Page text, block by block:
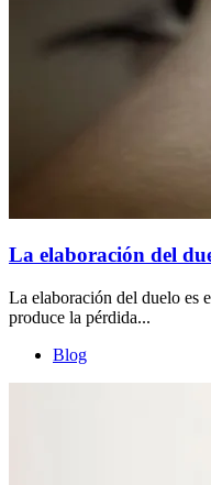
La elaboración del
La elaboración del duelo es
produce la pérdida...
Blog